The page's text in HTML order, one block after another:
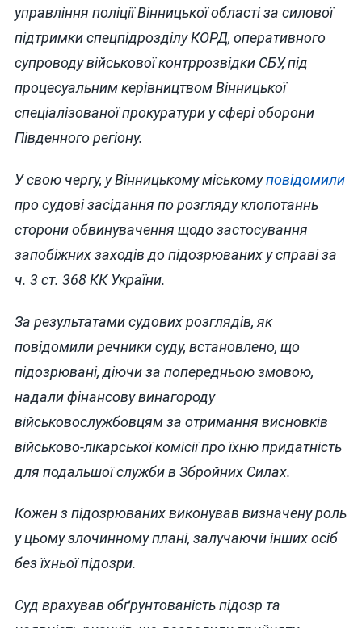
управління поліції Вінницької області за силової
підтримки спецпідрозділу КОРД, оперативного
супроводу військової контррозвідки СБУ, під
процесуальним керівництвом Вінницької
спеціалізованої прокуратури у сфері оборони
Південного регіону.
У свою чергу, у Вінницькому міськомуповідомили
про судові засідання по розгляду клопотаннь
сторони обвинувачення щодо застосування
запобіжних заходів до підозрюваних у справі за
ч. 3 ст. 368 КК України.
За результатами судових розглядів, як
повідомили речники суду, встановлено, що
підозрювані, діючи за попередньою змовою,
надали фінансову винагороду
військовослужбовцям за отримання висновків
військово-лікарської комісії про їхню придатність
для подальшої служби в Збройних Силах.
Кожен з підозрюваних виконував визначену роль
у цьому злочинному плані, залучаючи інших осіб
без їхньої підозри.
Суд врахував обґрунтованість підозр та